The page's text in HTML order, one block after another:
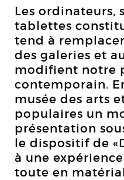
Les ordinateurs,
tablettes
tend à
des galeries et
modifient notre
contemporain.
musée des arts
populaires un
présentation
le dispositif de
à une
toute en